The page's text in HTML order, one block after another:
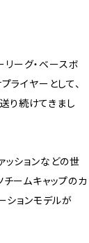
ーグ・ベースボ
ライヤーとして、
り続けてきまし
ッションなどの世
ームキャップのカ
ションモデルが